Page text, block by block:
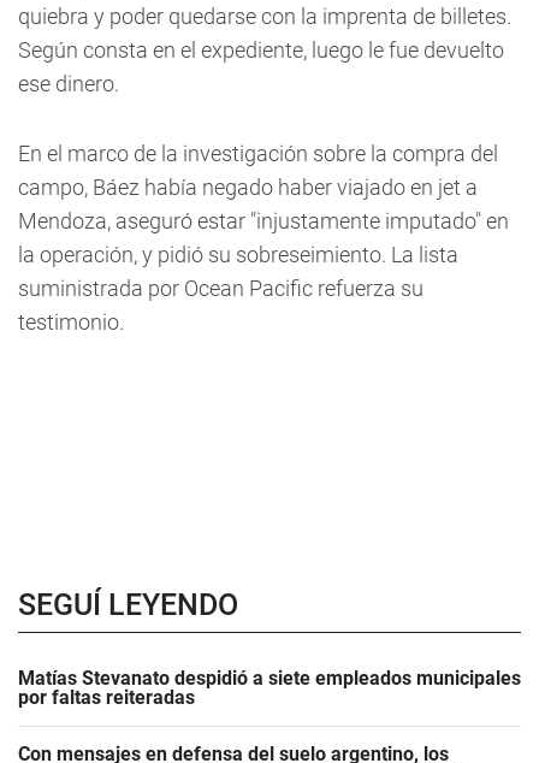
quiebra y poder quedarse con la imprenta de billetes.
Según consta en el expediente, luego le fue devuelto
ese dinero.
En el marco de la investigación sobre la compra del
campo, Báez había negado haber viajado en jet a
Mendoza, aseguró estar "injustamente imputado" en
la operación, y pidió su sobreseimiento. La lista
suministrada por Ocean Pacific refuerza su
testimonio.
SEGUÍ LEYENDO
Matías Stevanato despidió a siete empleados municipales
por faltas reiteradas
Con mensajes en defensa del suelo argentino, los